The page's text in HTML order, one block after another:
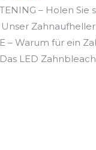
– Holen
Unser
– Warum für ein
LED